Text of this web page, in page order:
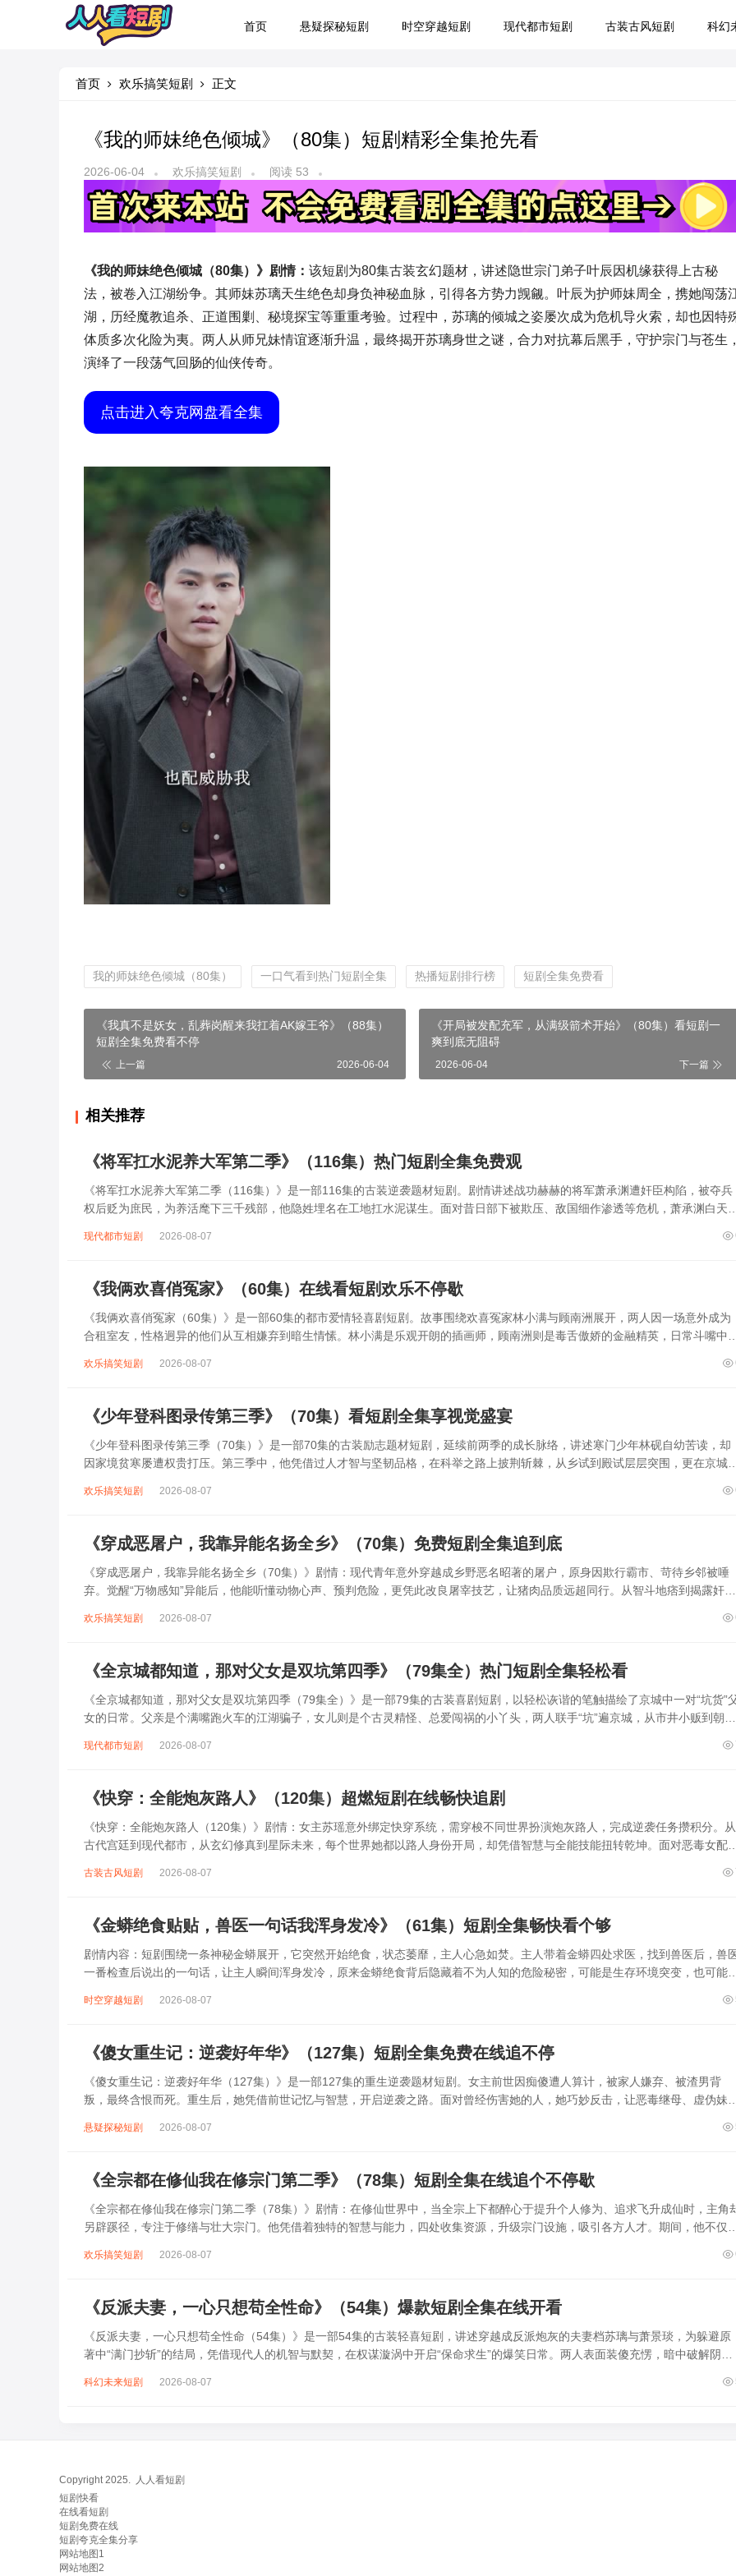
首页 悬疑探秘短剧 时空穿越短剧 现代都市短剧 古装古风短剧 科幻
首页 欢乐搞笑短剧 正文
《我的师妹绝色倾城》（80集）短剧精彩全集抢先看
2026-06-04 欢乐搞笑短剧 阅读 53
《我的师妹绝色倾城（80集）》剧情： 该短剧为80集古装玄幻题材，讲述隐世宗门弟子叶辰因机缘获得上古秘
法，被卷入江湖纷争。其师妹苏璃天生绝色却身负神秘血脉，引得各方势力觊觎。叶辰为护师妹周全，携她闯荡
湖，历经魔教追杀、正道围剿、秘境探宝等重重考验。过程中，苏璃的倾城之姿屡次成为危机导火索，却也因特
体质多次化险为夷。两人从师兄妹情谊逐渐升温，最终揭开苏璃身世之谜，合力对抗幕后黑手，守护宗门与苍生，
演绎了一段荡气回肠的仙侠传奇。
点击进入夸克网盘看全集
我的师妹绝色倾城（80集） 一口气看到热门短剧全集 热播短剧排行榜 短剧全集免费看
《我真不是妖女，乱葬岗醒来我扛着AK嫁王爷》（88集）
短剧全集免费看不停
上一篇 2026-06-04
《开局被发配充军，从满级箭术开始》（80集）看短剧一
爽到底无阻碍
2026-06-04 下一篇
相关推荐
《将军扛水泥养大军第二季》（116集）热门短剧全集免费观
《将军扛水泥养大军第二季（116集）》是一部116集的古装逆袭题材短剧。剧情讲述战功赫赫的将军萧承渊遭奸臣构陷，被夺兵
权后贬为庶民，为养活麾下三千残部，他隐姓埋名在工地扛水泥谋生。面对昔日部下被欺压、敌国细作渗透等危机，萧承渊白天在
现代都市短剧 2026-08-07
《我俩欢喜俏冤家》（60集）在线看短剧欢乐不停歇
《我俩欢喜俏冤家（60集）》是一部60集的都市爱情轻喜剧短剧。故事围绕欢喜冤家林小满与顾南洲展开，两人因一场意外成为
合租室友，性格迥异的他们从互相嫌弃到暗生情愫。林小满是乐观开朗的插画师，顾南洲则是毒舌傲娇的金融精英，日常斗嘴中碰
欢乐搞笑短剧 2026-08-07
《少年登科图录传第三季》（70集）看短剧全集享视觉盛宴
《少年登科图录传第三季（70集）》是一部70集的古装励志题材短剧，延续前两季的成长脉络，讲述寒门少年林砚自幼苦读，却
因家境贫寒屡遭权贵打压。第三季中，他凭借过人才智与坚韧品格，在科举之路上披荆斩棘，从乡试到殿试层层突围，更在京城结
欢乐搞笑短剧 2026-08-07
《穿成恶屠户，我靠异能名扬全乡》（70集）免费短剧全集追到底
《穿成恶屠户，我靠异能名扬全乡（70集）》剧情：现代青年意外穿越成乡野恶名昭著的屠户，原身因欺行霸市、苛待乡邻被唾
弃。觉醒“万物感知”异能后，他能听懂动物心声、预判危险，更凭此改良屠宰技艺，让猪肉品质远超同行。从智斗地痞到揭露奸商
欢乐搞笑短剧 2026-08-07
《全京城都知道，那对父女是双坑第四季》（79集全）热门短剧全集轻松看
《全京城都知道，那对父女是双坑第四季（79集全）》是一部79集的古装喜剧短剧，以轻松诙谐的笔触描绘了京城中一对“坑货”
女的日常。父亲是个满嘴跑火车的江湖骗子，女儿则是个古灵精怪、总爱闯祸的小丫头，两人联手“坑”遍京城，从市井小贩到朝堂
现代都市短剧 2026-08-07
《快穿：全能炮灰路人》（120集）超燃短剧在线畅快追剧
《快穿：全能炮灰路人（120集）》剧情：女主苏瑶意外绑定快穿系统，需穿梭不同世界扮演炮灰路人，完成逆袭任务攒积分。从
古代宫廷到现代都市，从玄幻修真到星际未来，每个世界她都以路人身份开局，却凭借智慧与全能技能扭转乾坤。面对恶毒女配的
古装古风短剧 2026-08-07
《金蟒绝食贴贴，兽医一句话我浑身发冷》（61集）短剧全集畅快看个够
剧情内容：短剧围绕一条神秘金蟒展开，它突然开始绝食，状态萎靡，主人心急如焚。主人带着金蟒四处求医，找到兽医后，兽
一番检查后说出的一句话，让主人瞬间浑身发冷，原来金蟒绝食背后隐藏着不为人知的危险秘密，可能是生存环境突变，也可能是
时空穿越短剧 2026-08-07
《傻女重生记：逆袭好年华》（127集）短剧全集免费在线追不停
《傻女重生记：逆袭好年华（127集）》是一部127集的重生逆袭题材短剧。女主前世因痴傻遭人算计，被家人嫌弃、被渣男背
叛，最终含恨而死。重生后，她凭借前世记忆与智慧，开启逆袭之路。面对曾经伤害她的人，她巧妙反击，让恶毒继母、虚伪妹妹
悬疑探秘短剧 2026-08-07
《全宗都在修仙我在修宗门第二季》（78集）短剧全集在线追个不停歇
《全宗都在修仙我在修宗门第二季（78集）》剧情：在修仙世界中，当全宗上下都醉心于提升个人修为、追求飞升成仙时，主角
另辟蹊径，专注于修缮与壮大宗门。他凭借着独特的智慧与能力，四处收集资源，升级宗门设施，吸引各方人才。期间，他不仅要
欢乐搞笑短剧 2026-08-07
《反派夫妻，一心只想苟全性命》（54集）爆款短剧全集在线开看
《反派夫妻，一心只想苟全性命（54集）》是一部54集的古装轻喜短剧，讲述穿越成反派炮灰的夫妻档苏璃与萧景琰，为躲避原
著中“满门抄斩”的结局，凭借现代人的机智与默契，在权谋漩涡中开启“保命求生”的爆笑日常。两人表面装傻充愣，暗中破解阴
科幻未来短剧 2026-08-07
Copyright 2025. 人人看短剧
短剧快看
在线看短剧
短剧免费在线
短剧夸克全集分享
网站地图1
网站地图2